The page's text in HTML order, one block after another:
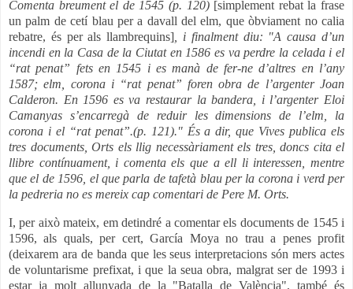
Comenta breument el de 1545 (p. 120)[simplement rebat la frase
un palm de cetí blau per a davall del elm, que òbviament no calia
rebatre, és per als llambrequins]
i finalment diu: "A causa d’un
incendi en la Casa de la Ciutat en 1586 es va perdre la celada i el
“rat penat” fets en 1545 i es manà de fer-ne d’altres en l’any
1587; elm, corona i “rat penat” foren obra de l’argenter Joan
Calderon. En 1596 es va restaurar la bandera, i l’argenter Eloi
Camanyas s’encarregà de reduir les dimensions de l’elm, la
corona i el “rat penat”.(p. 121)." És a dir, que Vives publica els
tres documents, Orts els llig necessàriament els tres, doncs cita el
llibre contínuament, i comenta els que a ell li interessen, mentre
que el de 1596, el que parla de tafetà blau per la corona i verd per
la pedreria no es mereix cap comentari de Pere M. Orts.
I, per això mateix, em detindré a comentar els documents de 1545 i
1596, als quals, per cert, García Moya no trau a penes profit
(deixarem ara de banda que les seus interpretacions són mers actes
de voluntarisme prefixat, i que la seua obra, malgrat ser de 1993 i
estar ja molt allunyada de la "Batalla de València", també és